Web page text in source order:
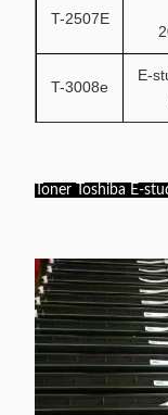
T-2507E
T-3008e
E-
T-3520D
e-
T4590D
T-
4530D/E
e-
e-
Toner Toshiba E-